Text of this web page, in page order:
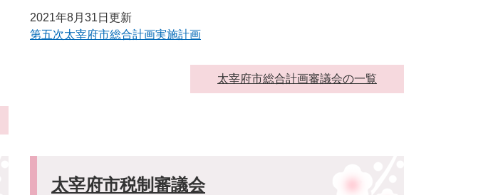
2021年8月31日更新
第五次太宰府市総合計画実施計画
太宰府市総合計画審議会の一覧
太宰府市税制審議会